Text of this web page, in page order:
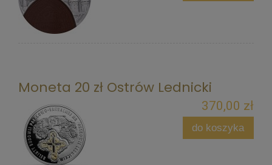
Moneta 20 zł Ostrów Lednicki
370,00 zł
do koszyka